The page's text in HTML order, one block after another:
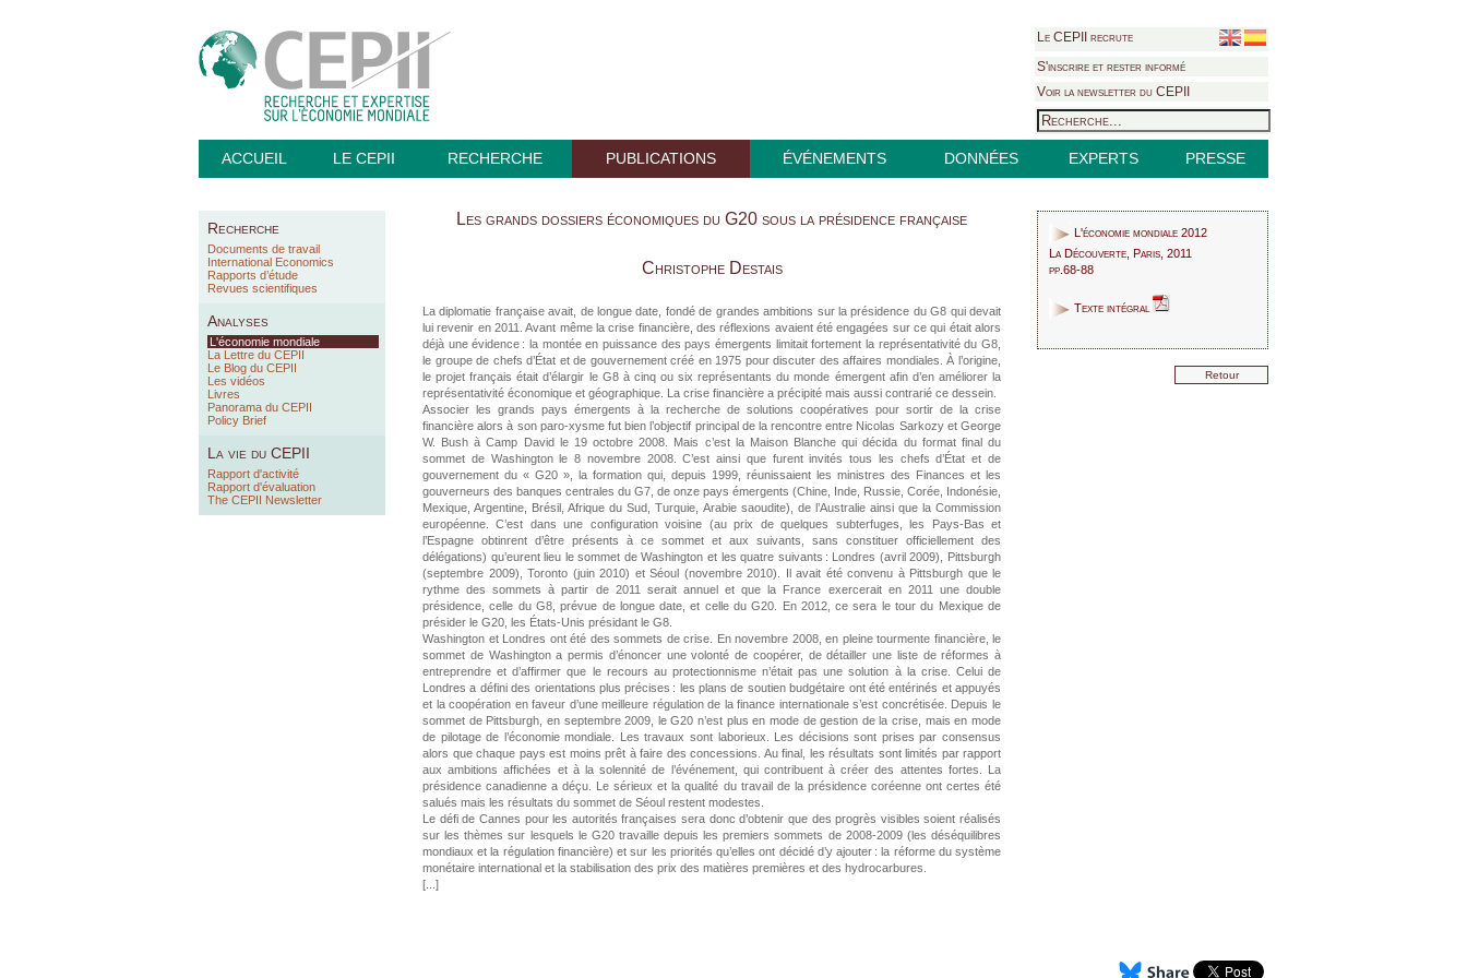
Le CEPII recrute
S'inscrire et rester informé
Voir la newsletter du CEPII
ACCUEIL LE CEPII RECHERCHE PUBLICATIONS ÉVÉNEMENTS DONNÉES EXPERTS PRESSE
Recherche
Documents de travail
International Economics
Rapports d’étude
Revues scientifiques
Analyses
L'économie mondiale
La Lettre du CEPII
Le Blog du CEPII
Les vidéos
Livres
Panorama du CEPII
Policy Brief
La vie du CEPII
Rapport d'activité
Rapport d'évaluation
The CEPII Newsletter
Les grands dossiers économiques du G20 sous la présidence française
Christophe Destais
La diplomatie française avait, de longue date, fondé de grandes ambitions sur la présidence du G8 qui devait
lui revenir en 2011. Avant même la crise financière, des réflexions avaient été engagées sur ce qui était alors
déjà une évidence : la montée en puissance des pays émergents limitait fortement la représentativité du G8,
le groupe de chefs d’État et de gouvernement créé en 1975 pour discuter des affaires mondiales. À l’origine,
le projet français était d’élargir le G8 à cinq ou six représentants du monde émergent afin d’en améliorer la
représentativité économique et géographique. La crise financière a précipité mais aussi contrarié ce dessein.
Associer les grands pays émergents à la recherche de solutions coopératives pour sortir de la crise
financière alors à son paro-xysme fut bien l’objectif principal de la rencontre entre Nicolas Sarkozy et George
W. Bush à Camp David le 19 octobre 2008. Mais c’est la Maison Blanche qui décida du format final du
sommet de Washington le 8 novembre 2008. C’est ainsi que furent invités tous les chefs d’État et de
gouvernement du « G20 », la formation qui, depuis 1999, réunissaient les ministres des Finances et les
gouverneurs des banques centrales du G7, de onze pays émergents (Chine, Inde, Russie, Corée, Indonésie,
Mexique, Argentine, Brésil, Afrique du Sud, Turquie, Arabie saoudite), de l’Australie ainsi que la Commission
européenne. C’est dans une configuration voisine (au prix de quelques subterfuges, les Pays-Bas et
l’Espagne obtinrent d’être présents à ce sommet et aux suivants, sans constituer officiellement des
délégations) qu’eurent lieu le sommet de Washington et les quatre suivants : Londres (avril 2009), Pittsburgh
(septembre 2009), Toronto (juin 2010) et Séoul (novembre 2010). Il avait été convenu à Pittsburgh que le
rythme des sommets à partir de 2011 serait annuel et que la France exercerait en 2011 une double
présidence, celle du G8, prévue de longue date, et celle du G20. En 2012, ce sera le tour du Mexique de
présider le G20, les États-Unis présidant le G8.
Washington et Londres ont été des sommets de crise. En novembre 2008, en pleine tourmente financière, le
sommet de Washington a permis d’énoncer une volonté de coopérer, de détailler une liste de réformes à
entreprendre et d’affirmer que le recours au protectionnisme n’était pas une solution à la crise. Celui de
Londres a défini des orientations plus précises : les plans de soutien budgétaire ont été entérinés et appuyés
et la coopération en faveur d’une meilleure régulation de la finance internationale s’est concrétisée. Depuis le
sommet de Pittsburgh, en septembre 2009, le G20 n’est plus en mode de gestion de la crise, mais en mode
de pilotage de l’économie mondiale. Les travaux sont laborieux. Les décisions sont prises par consensus
alors que chaque pays est moins prêt à faire des concessions. Au final, les résultats sont limités par rapport
aux ambitions affichées et à la solennité de l’événement, qui contribuent à créer des attentes fortes. La
présidence canadienne a déçu. Le sérieux et la qualité du travail de la présidence coréenne ont certes été
salués mais les résultats du sommet de Séoul restent modestes.
Le défi de Cannes pour les autorités françaises sera donc d’obtenir que des progrès visibles soient réalisés
sur les thèmes sur lesquels le G20 travaille depuis les premiers sommets de 2008-2009 (les déséquilibres
mondiaux et la régulation financière) et sur les priorités qu’elles ont décidé d’y ajouter : la réforme du système
monétaire international et la stabilisation des prix des matières premières et des hydrocarbures.
[...]
L'économie mondiale 2012
La Découverte, Paris, 2011
pp.68-88
Texte intégral
Retour